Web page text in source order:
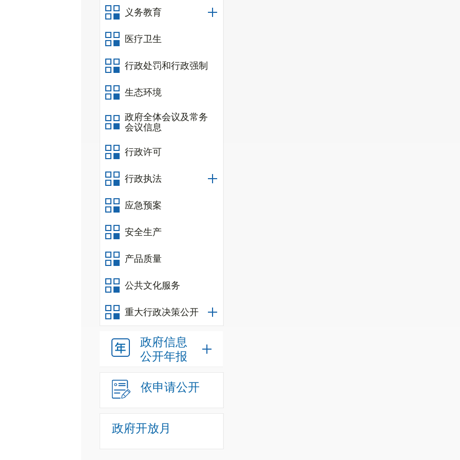
义务教育
医疗卫生
行政处罚和行政强制
生态环境
政府全体会议及常务
会议信息
行政许可
行政执法
应急预案
安全生产
产品质量
公共文化服务
重大行政决策公开
政府信息
公开年报
依申请公开
政府开放月